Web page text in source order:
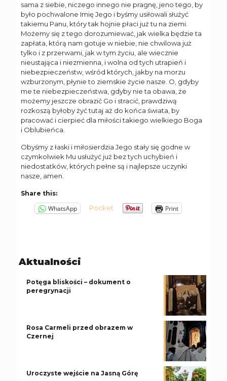
sama z siebie, niczego innego nie pragnę, jeno tego, by
było pochwalone Imię Jego i byśmy usiłowali służyć
takiemu Panu, który tak hojnie płaci już tu na ziemi.
Możemy się z tego dorozumiewać, jak wielka będzie ta
zapłata, którą nam gotuje w niebie, nie chwilowa już
tylko i z przerwami, jak w tym życiu, ale wiecznie
nieustająca i niezmienna, i wolna od tych utrapień i
niebezpieczeństw, wśród których, jakby na morzu
wzburzonym, płynie to ziemskie życie nasze. O, gdyby
me te niebezpieczeństwa, gdyby nie ta obawa, że
możemy jeszcze obrazić Go i stracić, prawdziwą
rozkoszą byłoby żyć tutaj aż do końca świata, by
pracować i cierpieć dla miłości takiego wielkiego Boga
i Oblubieńca.
Obyśmy z łaski i miłosierdzia Jego stały się godne w
czymkolwiek Mu usłużyć już bez tych uchybień i
niedostatków, których pełne są i najlepsze uczynki
nasze, amen.
Share this:
WhatsApp Pocket Print
Aktualności
Potęga bliskości – dokument o
peregrynacji
Rosa Carmeli przed obrazem w
Czernej
Uroczyste wejście na Jasną Górę